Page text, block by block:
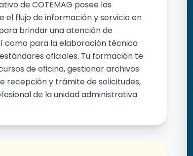
de COTEMAG posee las
flujo de información y servicio en
brindar una atención de
como para la elaboración técnica
oficiales. Tu formación te
de oficina, gestionar archivos
recepción y trámite de solicitudes,
de la unidad administrativa